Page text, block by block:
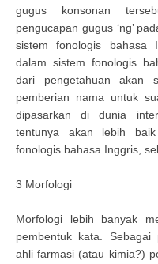
gugus konsonan
pengucapan gugus ‘ng’
sistem fonologis bahasa
dalam sistem fonologis
dari pengetahuan akan
pemberian nama untuk
dipasarkan di dunia
tentunya akan lebih
fonologis bahasa Inggris,
3 Morfologi
Morfologi lebih banyak
pembentuk kata. Sebagai
ahli farmasi (atau kimia?)